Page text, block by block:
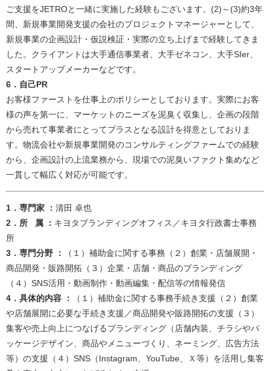
ご支援をJETROと一緒に実施した経験もございます。(2)～(3)約3年
間、新規事業開発支援の会社のプロジェクトマネージャーとして、
新規事業の企画設計・仮説検証・実際の立ち上げまで経験してきま
した。クライアントは大手通信事業者、大手ゼネコン、大手SIer、
スタートアップメーカーなどです。​
6．自己PR
お客様ファーストを仕事上のポリシーとしております。実際にお客
様の声を第一に、マーケットのニーズを泥臭く収集し、企画の段階
から売れて事業者にとってプラスとなる設計を得意としておりま
す。物流会社や新規事業開発のコンサルティングファームでの経験
から、企画設計の上流業務から、現場での泥臭いファクト集めなど
一貫して幅広く対応が可能です。​
​​​​​​​​​​​​​​​​​​​​​​​​​​​​​​​​​​​​​​​1．専門家 ： 清田 卓也​
2．所 属 ： キヨタブランディングオフィス／キヨタ行政書士事務
所​
3．専門分野 ：
（１）補助金に関する事務（２）創業・店舗展開・
商品開発・販路開拓（３）企業・店舗・商品のブランディング
（４）SNS活用・動画制作・動画編集・配信等の情報発信​​
4．具体的内容 ：
（１）補助金に関する事務手続き支援（２）創業
や店舗展開に必要な手続き支援／商品開発や販路開拓の支援（３）
集客や売上向上につなげるブランディング（店舗内装、チラシやパ
ッケージデザイン、商品やメニューづくり、ネーミング、広告方法
等）の支援（４）SNS（Instagram、YouTube、Ｘ等）を活用し集客